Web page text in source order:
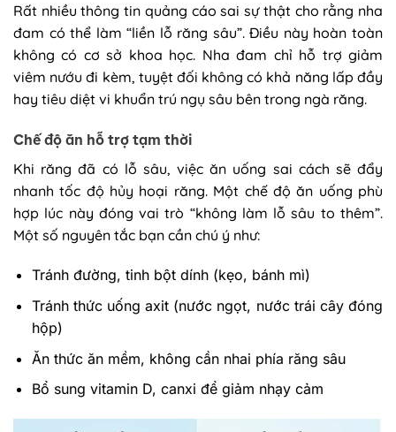
Rất nhiều thông tin quảng cáo sai sự thật cho rằng nha
đam có thể làm “liền lỗ răng sâu”. Điều này hoàn toàn
không có cơ sở khoa học. Nha đam chỉ hỗ trợ giảm
viêm nướu đi kèm, tuyệt đối không có khả năng lấp đầy
hay tiêu diệt vi khuẩn trú ngụ sâu bên trong ngà răng.
Chế độ ăn hỗ trợ tạm thời
Khi răng đã có lỗ sâu, việc ăn uống sai cách sẽ đẩy
nhanh tốc độ hủy hoại răng. Một chế độ ăn uống phù
hợp lúc này đóng vai trò “không làm lỗ sâu to thêm”.
Một số nguyên tắc bạn cần chú ý như:
Tránh đường, tinh bột dính (kẹo, bánh mì)
Tránh thức uống axit (nước ngọt, nước trái cây đóng
hộp)
Ăn thức ăn mềm, không cần nhai phía răng sâu
Bổ sung vitamin D, canxi để giảm nhạy cảm